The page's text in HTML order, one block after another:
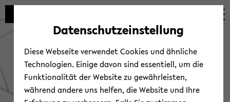
Automatische
vermeiden
zum
wechseln
zum
wechseln
zum
wechseln
Datenschutzeinstellung
Diese Webseite verwendet Cookies und ähnliche
Technologien. Einige davon sind essentiell, um die
Funktionalität der Website zu gewährleisten,
während andere uns helfen, die Website und Ihre